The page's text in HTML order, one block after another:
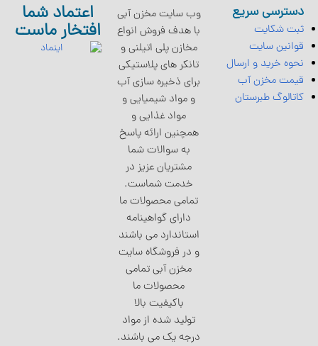
دسترسی سریع
ثبت شکایت
قوانین سایت
نحوه خرید و ارسال
قیمت مخزن آب
کاتالوگ طبرستان
وب سایت مخزن آبی
با هدف فروش انواع
مخازن پلی اتیلنی و
تانکر های پلاستیکی
برای ذخیره سازی آب
و مواد شیمیایی و
مواد غذایی و
همچنین ارائه پاسخ
به سوالات شما
مشتریان عزیز در
خدمت شماست.
تمامی محصولات ما
دارای گواهینامه
استاندارد می باشند
و در فروشگاه سایت
مخزن آبی تمامی
محصولات ما
باکیفیت بالا
تولید شده از مواد
درجه یک می باشند.
اعتماد شما
افتخار ماست